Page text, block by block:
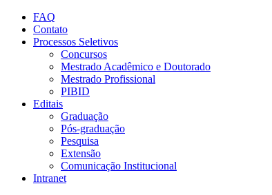
Conteúdo principal
FAQ
Contato
Processos Seletivos
Concursos
Mestrado Acadêmico e Doutorado
Mestrado Profissional
PIBID
Editais
Graduação
Pós-graduação
Pesquisa
Extensão
Comunicação Institucional
Intranet